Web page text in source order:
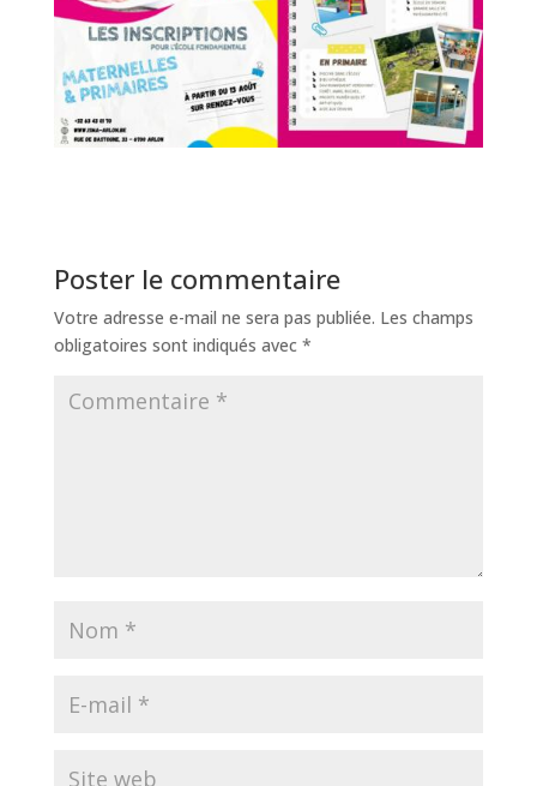
Poster le commentaire
Votre adresse e-mail ne sera pas publiée. Les champs
obligatoires sont indiqués avec *